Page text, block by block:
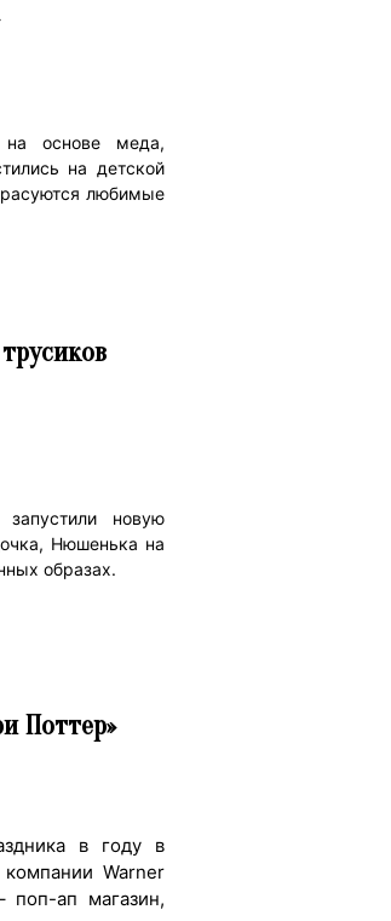
основе меда,
на детской
любимые
новую
Нюшенька на
образах.
Поттер»
в году в
Warner
поп-ап магазин,